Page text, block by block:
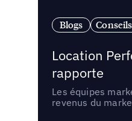
Blogs
Location
rapporte
Les équipes
revenus du